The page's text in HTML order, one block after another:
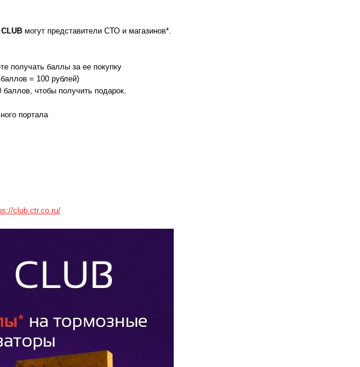
могут представители СТО и магазинов*.
получать баллы за ее покупку
= 100 рублей)
чтобы получить подарок.
портала
club.ctr.co.ru/